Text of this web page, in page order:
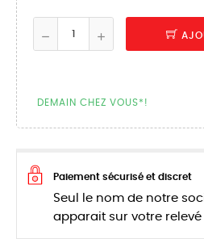
DEMAIN CHEZ VOUS*!
Paiement sécurisé et discret
Seul le nom de notre
apparait sur votre